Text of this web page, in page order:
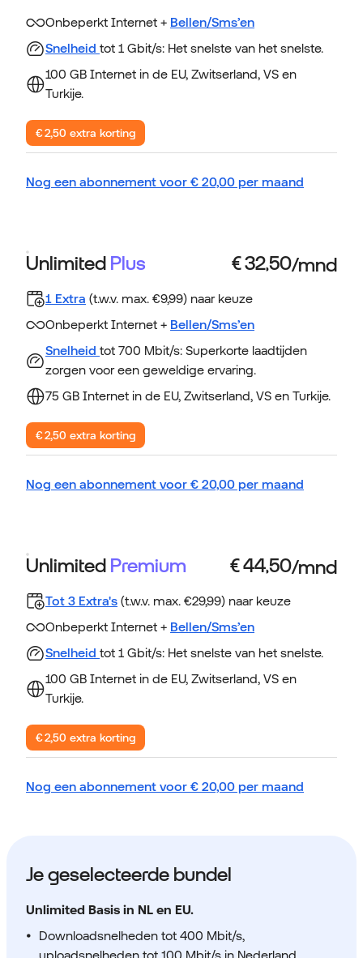
Onbeperkt Internet + Bellen/Sms’en
Snelheid tot 1 Gbit/s: Het snelste van het snelste.
100 GB Internet in de EU, Zwitserland, VS en
Turkije.
€ 2,50 extra korting
Nog een abonnement voor € 20,00 per maand
Unlimited Plus
1 Extra (t.w.v. max. €9,99) naar keuze
Onbeperkt Internet + Bellen/Sms’en
Snelheid tot 700 Mbit/s: Superkorte laadtijden
zorgen voor een geweldige ervaring.
75 GB Internet in de EU, Zwitserland, VS en Turkije.
€ 2,50 extra korting
Nog een abonnement voor € 20,00 per maand
Unlimited Premium
Tot 3 Extra's (t.w.v. max. €29,99) naar keuze
Onbeperkt Internet + Bellen/Sms’en
Snelheid tot 1 Gbit/s: Het snelste van het snelste.
100 GB Internet in de EU, Zwitserland, VS en
Turkije.
€ 2,50 extra korting
Nog een abonnement voor € 20,00 per maand
Je geselecteerde bundel
Unlimited Basis in NL en EU.
Downloadsnelheden tot 400 Mbit/s,